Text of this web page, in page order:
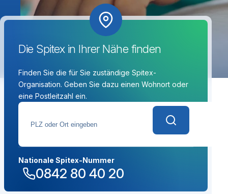
Die Spitex in Ihrer Nähe finden
Finden Sie die für Sie zuständige Spitex-
Organisation. Geben Sie dazu einen Wohnort oder
eine Postleitzahl ein.
PLZ oder Ort eingeben
Nationale Spitex-Nummer
0842 80 40 20